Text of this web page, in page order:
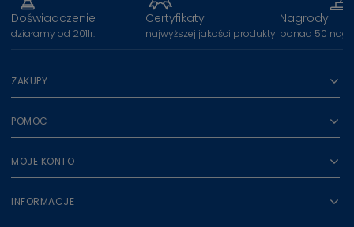
Doświadczenie
działamy od 2011r.
Certyfikaty
najwyższej jakości produkty
Nagrody
ponad 50
ZAKUPY
POMOC
MOJE KONTO
INFORMACJE